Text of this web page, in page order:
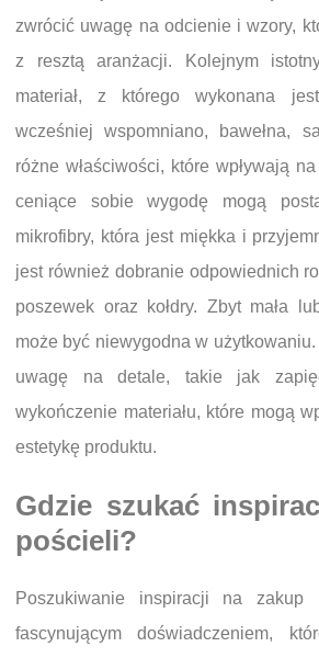
zwrócić uwagę na odcienie i wzory,
z resztą aranżacji. Kolejnym
materiał, z którego wykonana
wcześniej wspomniano, bawełna,
różne właściwości, które wpływają
ceniące sobie wygodę mogą
mikrofibry, która jest miękka i
jest również dobranie odpowiednich
poszewek oraz kołdry. Zbyt mała
może być niewygodna w
uwagę na detale, takie jak
wykończenie materiału, które mogą
estetykę produktu.
Gdzie szukać
pościeli?
Poszukiwanie inspiracji na zakup
fascynującym doświadczeniem,